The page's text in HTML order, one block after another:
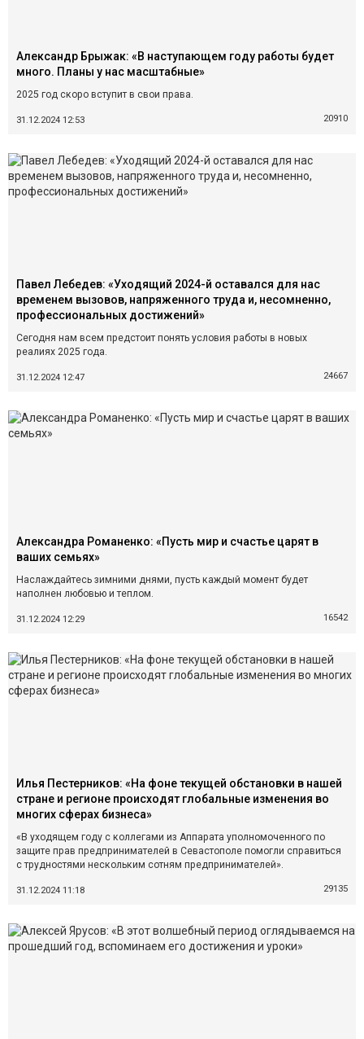
Александр Брыжак: «В наступающем году работы будет
много. Планы у нас масштабные»
2025 год скоро вступит в свои права.
31.12.2024 12:53 20910
Павел Лебедев: «Уходящий 2024-й оставался для нас
временем вызовов, напряженного труда и, несомненно,
профессиональных достижений»
Сегодня нам всем предстоит понять условия работы в новых
реалиях 2025 года.
31.12.2024 12:47 24667
Александра Романенко: «Пусть мир и счастье царят в
ваших семьях»
Наслаждайтесь зимними днями, пусть каждый момент будет
наполнен любовью и теплом.
31.12.2024 12:29 16542
Илья Пестерников: «На фоне текущей обстановки в нашей
стране и регионе происходят глобальные изменения во
многих сферах бизнеса»
«В уходящем году с коллегами из Аппарата уполномоченного по
защите прав предпринимателей в Севастополе помогли справиться
с трудностями нескольким сотням предпринимателей».
31.12.2024 11:18 29135